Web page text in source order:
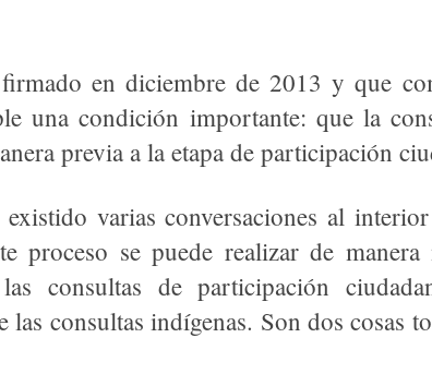
en diciembre de 2013 y que
una condición importante: que la
previa a la etapa de participación
varias conversaciones al
proceso se puede realizar de manera
consultas de participación
las consultas indígenas. Son dos cosas